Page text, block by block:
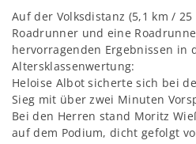
Auf der Volksdistanz (5,1 km /
Roadrunner und eine
hervorragenden Ergebnissen in
Altersklassenwertung:
Heloise Albot sicherte sich bei
Sieg mit über zwei Minuten
Bei den Herren stand Moritz
auf dem Podium, dicht gefolgt